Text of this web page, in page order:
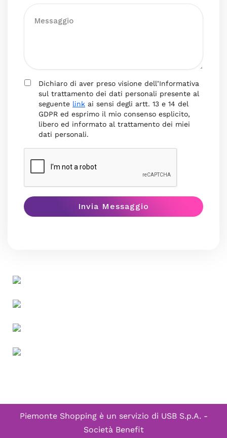
Dichiaro di aver preso visione dell’Informativa
sul trattamento dei dati personali presente al
seguente link ai sensi degli artt. 13 e 14 del
GDPR ed esprimo il mio consenso esplicito,
libero ed informato al trattamento dei miei
dati personali.
Piemonte Shopping è un servizio di USB S.p.A. -
Società Benefit